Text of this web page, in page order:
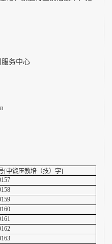
务中心
[中锻压教培（技）字]